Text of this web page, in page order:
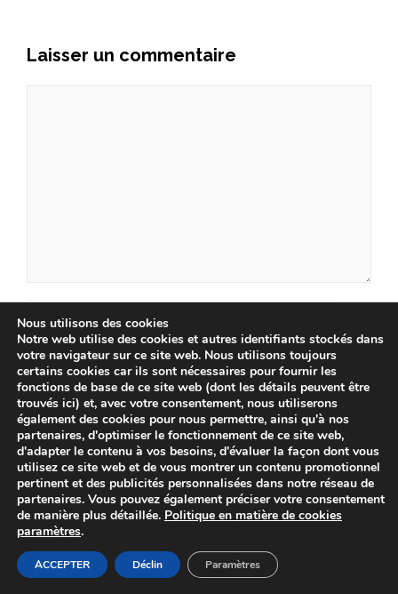
Laisser un commentaire
E-
mail
Site
web
Enregistrer mon nom, mon e-mail et mon site
dans le navigateur pour mon prochain
commentaire.
Nous utilisons des cookies
Notre web utilise des cookies et autres identifiants stockés dans
votre navigateur sur ce site web. Nous utilisons toujours
certains cookies car ils sont nécessaires pour fournir les
fonctions de base de ce site web (dont les détails peuvent être
trouvés ici) et, avec votre consentement, nous utiliserons
également des cookies pour nous permettre, ainsi qu'à nos
partenaires, d'optimiser le fonctionnement de ce site web,
d'adapter le contenu à vos besoins, d'évaluer la façon dont vous
utilisez ce site web et de vous montrer un contenu promotionnel
pertinent et des publicités personnalisées dans notre réseau de
partenaires. Vous pouvez également préciser votre consentement
de manière plus détaillée. Politique en matière de cookies
paramètres.
ACCEPTER Déclin Paramètres